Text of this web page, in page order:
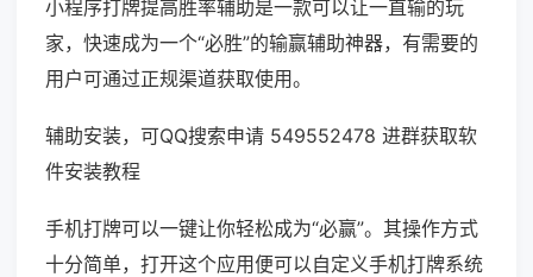
小程序打牌提高胜率辅助是一款可以让一直输的玩
家，快速成为一个“必胜”的输赢辅助神器，有需要的
用户可通过正规渠道获取使用。
辅助安装，可QQ搜索申请 549552478 进群获取软
件安装教程
手机打牌可以一键让你轻松成为“必赢”。其操作方式
十分简单，打开这个应用便可以自定义手机打牌系统